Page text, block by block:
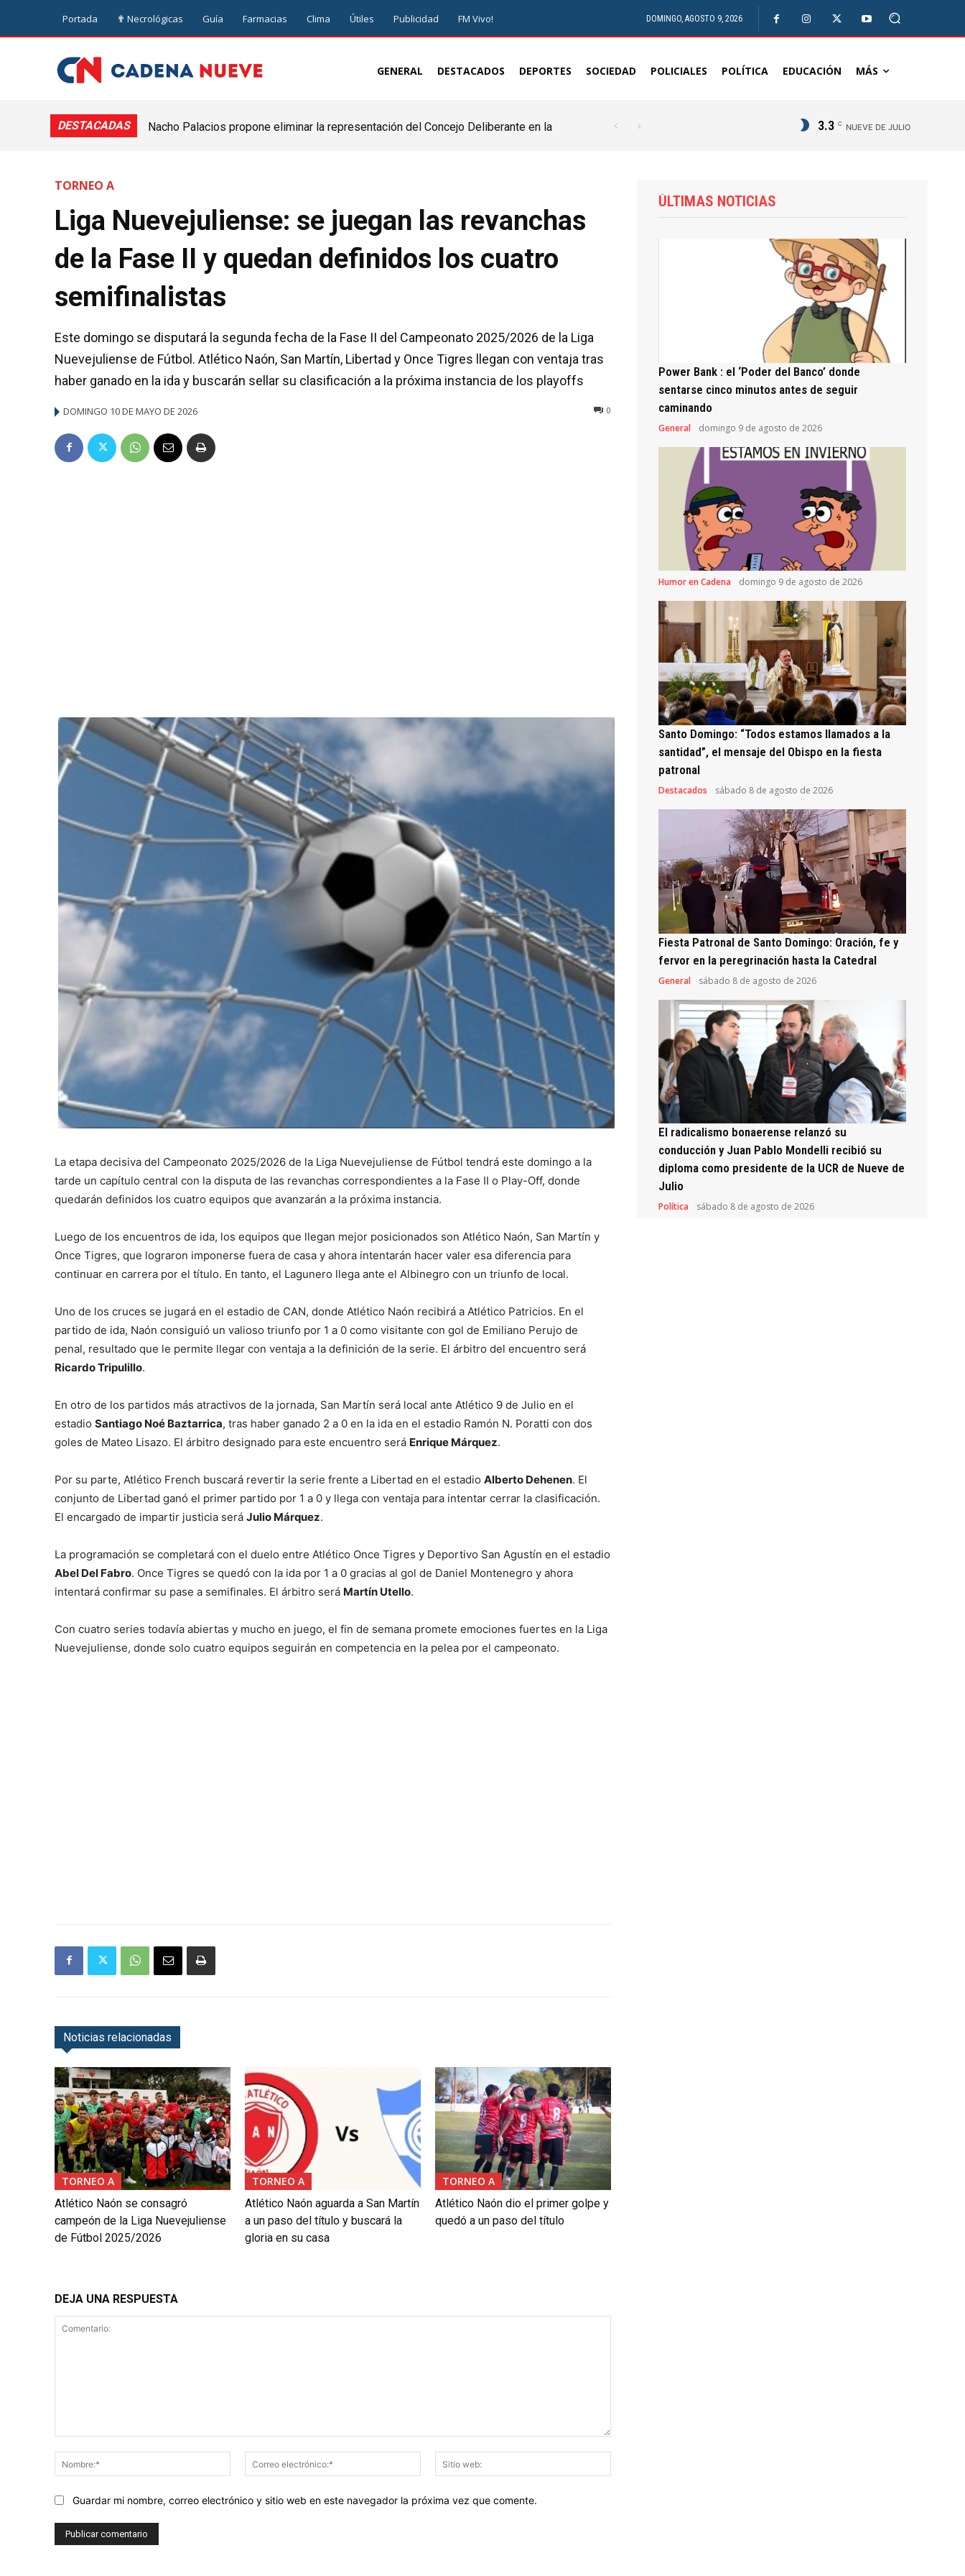
Portada ✟ Necrológicas Guía Farmacias Clima Útiles Publicidad FM Vivo! DOMINGO, AGOSTO 9, 2026
GENERAL DESTACADOS DEPORTES SOCIEDAD POLICIALES POLÍTICA EDUCACIÓN MÁS
DESTACADAS
Nacho Palacios propone eliminar la representación del Concejo Deliberante en la
3.3 C NUEVE DE JULIO
TORNEO A
Liga Nuevejuliense: se juegan las revanchas
de la Fase II y quedan definidos los cuatro
semifinalistas
Este domingo se disputará la segunda fecha de la Fase II del Campeonato 2025/2026 de la Liga
Nuevejuliense de Fútbol. Atlético Naón, San Martín, Libertad y Once Tigres llegan con ventaja tras
haber ganado en la ida y buscarán sellar su clasificación a la próxima instancia de los playoffs
DOMINGO 10 DE MAYO DE 2026 0
La etapa decisiva del Campeonato 2025/2026 de la Liga Nuevejuliense de Fútbol tendrá este domingo a la
tarde un capítulo central con la disputa de las revanchas correspondientes a la Fase II o Play-Off, donde
quedarán definidos los cuatro equipos que avanzarán a la próxima instancia.
Luego de los encuentros de ida, los equipos que llegan mejor posicionados son Atlético Naón, San Martín y
Once Tigres, que lograron imponerse fuera de casa y ahora intentarán hacer valer esa diferencia para
continuar en carrera por el título. En tanto, el Lagunero llega ante el Albinegro con un triunfo de local.
Uno de los cruces se jugará en el estadio de CAN, donde Atlético Naón recibirá a Atlético Patricios. En el
partido de ida, Naón consiguió un valioso triunfo por 1 a 0 como visitante con gol de Emiliano Perujo de
penal, resultado que le permite llegar con ventaja a la definición de la serie. El árbitro del encuentro será
Ricardo Tripulillo.
En otro de los partidos más atractivos de la jornada, San Martín será local ante Atlético 9 de Julio en el
estadio Santiago Noé Baztarrica, tras haber ganado 2 a 0 en la ida en el estadio Ramón N. Poratti con dos
goles de Mateo Lisazo. El árbitro designado para este encuentro será Enrique Márquez.
Por su parte, Atlético French buscará revertir la serie frente a Libertad en el estadio Alberto Dehenen. El
conjunto de Libertad ganó el primer partido por 1 a 0 y llega con ventaja para intentar cerrar la clasificación.
El encargado de impartir justicia será Julio Márquez.
La programación se completará con el duelo entre Atlético Once Tigres y Deportivo San Agustín en el estadio
Abel Del Fabro. Once Tigres se quedó con la ida por 1 a 0 gracias al gol de Daniel Montenegro y ahora
intentará confirmar su pase a semifinales. El árbitro será Martín Utello.
Con cuatro series todavía abiertas y mucho en juego, el fin de semana promete emociones fuertes en la Liga
Nuevejuliense, donde solo cuatro equipos seguirán en competencia en la pelea por el campeonato.
Noticias relacionadas
TORNEO A
Atlético Naón se consagró
campeón de la Liga Nuevejuliense
de Fútbol 2025/2026
TORNEO A
Atlético Naón aguarda a San Martín
a un paso del título y buscará la
gloria en su casa
TORNEO A
Atlético Naón dio el primer golpe y
quedó a un paso del título
DEJA UNA RESPUESTA
Nombre:*
Correo
electrónico:*
web:
Guardar mi nombre, correo electrónico y sitio web en este navegador la próxima vez que comente.
ÚLTIMAS NOTICIAS
Power Bank : el ‘Poder del Banco’ donde
sentarse cinco minutos antes de seguir
caminando
General domingo 9 de agosto de 2026
Humor en Cadena domingo 9 de agosto de 2026
Santo Domingo: “Todos estamos llamados a la
santidad”, el mensaje del Obispo en la fiesta
patronal
Destacados sábado 8 de agosto de 2026
Fiesta Patronal de Santo Domingo: Oración, fe y
fervor en la peregrinación hasta la Catedral
General sábado 8 de agosto de 2026
El radicalismo bonaerense relanzó su
conducción y Juan Pablo Mondelli recibió su
diploma como presidente de la UCR de Nueve de
Julio
Política sábado 8 de agosto de 2026